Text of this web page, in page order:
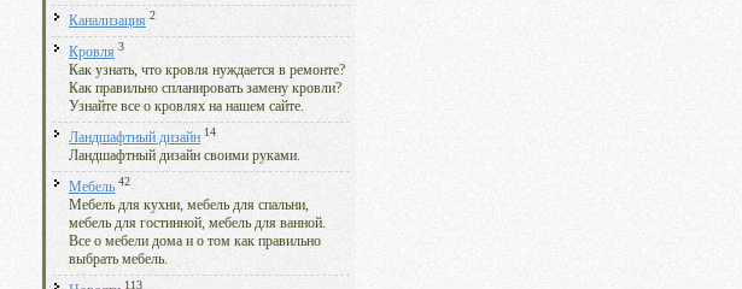
Канализация 2
Кровля 3
Как узнать, что кровля нуждается в ремонте?
Как правильно спланировать замену кровли?
Узнайте все о кровлях на нашем сайте.
Ландшафтный дизайн 14
Ландшафтный дизайн своими руками.
Мебель 42
Мебель для кухни, мебель для спальни,
мебель для гостинной, мебель для ванной.
Все о мебели дома и о том как правильно
выбрать мебель.
113